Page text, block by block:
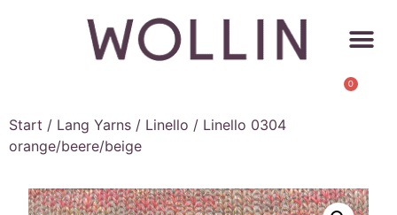
0
Start / Lang Yarns / Linello / Linello 0304
orange/beere/beige